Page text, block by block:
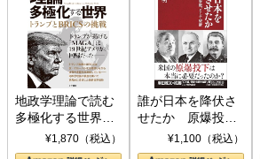
地政学理論で読む
多極化する世界：
トランプとBRICS
の挑戦
¥1,870（税込）
誰が日本を降伏さ
せたか 原爆投
下、ソ連参戦、そ
して聖断 (PHP新
¥1,100（税込）